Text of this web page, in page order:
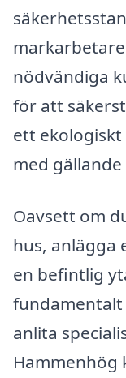
nödvändiga
för att
ett
med
Oavsett om
hus, anlägga
en befintlig
fundamentalt
anlita
Hammenhög